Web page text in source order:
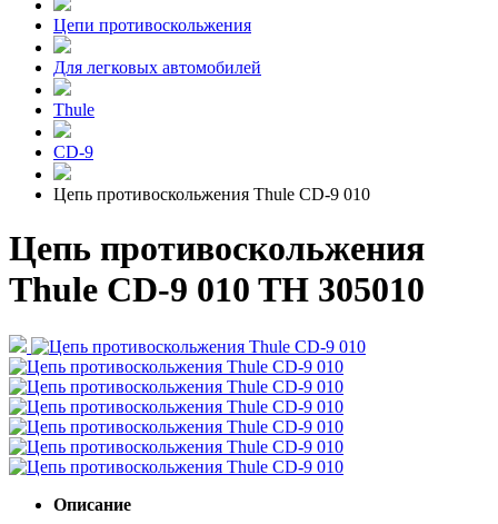
Цепи противоскольжения
Для легковых автомобилей
Thule
CD-9
Цепь противоскольжения Thule CD-9 010
Цепь противоскольжения
Thule CD-9 010 TH 305010
Описание